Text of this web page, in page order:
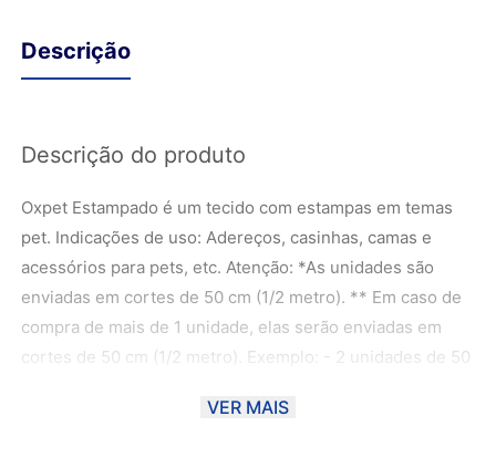
Descrição
Descrição do produto
Oxpet Estampado é um tecido com estampas em temas
pet. Indicações de uso: Adereços, casinhas, camas e
acessórios para pets, etc. Atenção: *As unidades são
enviadas em cortes de 50 cm (1/2 metro). ** Em caso de
compra de mais de 1 unidade, elas serão enviadas em
cortes de 50 cm (1/2 metro). Exemplo: - 2 unidades de 50
unidades de 50 cm - 2 metros; ***As fotos foram
VER MAIS